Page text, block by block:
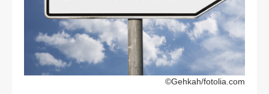
©Gehkah/fotolia.com